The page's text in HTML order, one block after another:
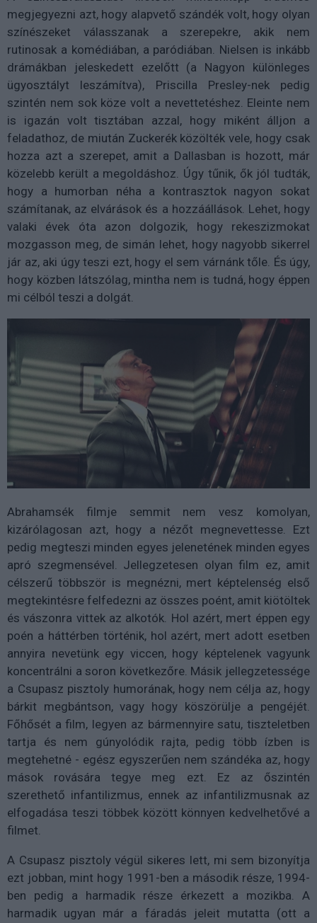
megjegyezni azt, hogy alapvető szándék volt, hogy olyan
színészeket válasszanak a szerepekre, akik nem
rutinosak a komédiában, a paródiában. Nielsen is inkább
drámákban jeleskedett ezelőtt (a Nagyon különleges
ügyosztályt leszámítva), Priscilla Presley-nek pedig
szintén nem sok köze volt a nevettetéshez. Eleinte nem
is igazán volt tisztában azzal, hogy miként álljon a
feladathoz, de miután Zuckerék közölték vele, hogy csak
hozza azt a szerepet, amit a Dallasban is hozott, már
közelebb került a megoldáshoz. Úgy tűnik, ők jól tudták,
hogy a humorban néha a kontrasztok nagyon sokat
számítanak, az elvárások és a hozzáállások. Lehet, hogy
valaki évek óta azon dolgozik, hogy rekeszizmokat
mozgasson meg, de simán lehet, hogy nagyobb sikerrel
jár az, aki úgy teszi ezt, hogy el sem várnánk tőle. És úgy,
hogy közben látszólag, mintha nem is tudná, hogy éppen
mi célból teszi a dolgát.
Abrahamsék filmje semmit nem vesz komolyan,
kizárólagosan azt, hogy a nézőt megnevettesse. Ezt
pedig megteszi minden egyes jelenetének minden egyes
apró szegmensével. Jellegzetesen olyan film ez, amit
célszerű többször is megnézni, mert képtelenség első
megtekintésre felfedezni az összes poént, amit kiötöltek
és vászonra vittek az alkotók. Hol azért, mert éppen egy
poén a háttérben történik, hol azért, mert adott esetben
annyira nevetünk egy viccen, hogy képtelenek vagyunk
koncentrálni a soron következőre. Másik jellegzetessége
a Csupasz pisztoly humorának, hogy nem célja az, hogy
bárkit megbántson, vagy hogy köszörülje a pengéjét.
Főhősét a film, legyen az bármennyire satu, tiszteletben
tartja és nem gúnyolódik rajta, pedig több ízben is
megtehetné - egész egyszerűen nem szándéka az, hogy
mások rovására tegye meg ezt. Ez az őszintén
szerethető infantilizmus, ennek az infantilizmusnak az
elfogadása teszi többek között könnyen kedvelhetővé a
filmet.
A Csupasz pisztoly végül sikeres lett, mi sem bizonyítja
ezt jobban, mint hogy 1991-ben a második része, 1994-
ben pedig a harmadik része érkezett a mozikba. A
harmadik ugyan már a fáradás jeleit mutatta (ott a